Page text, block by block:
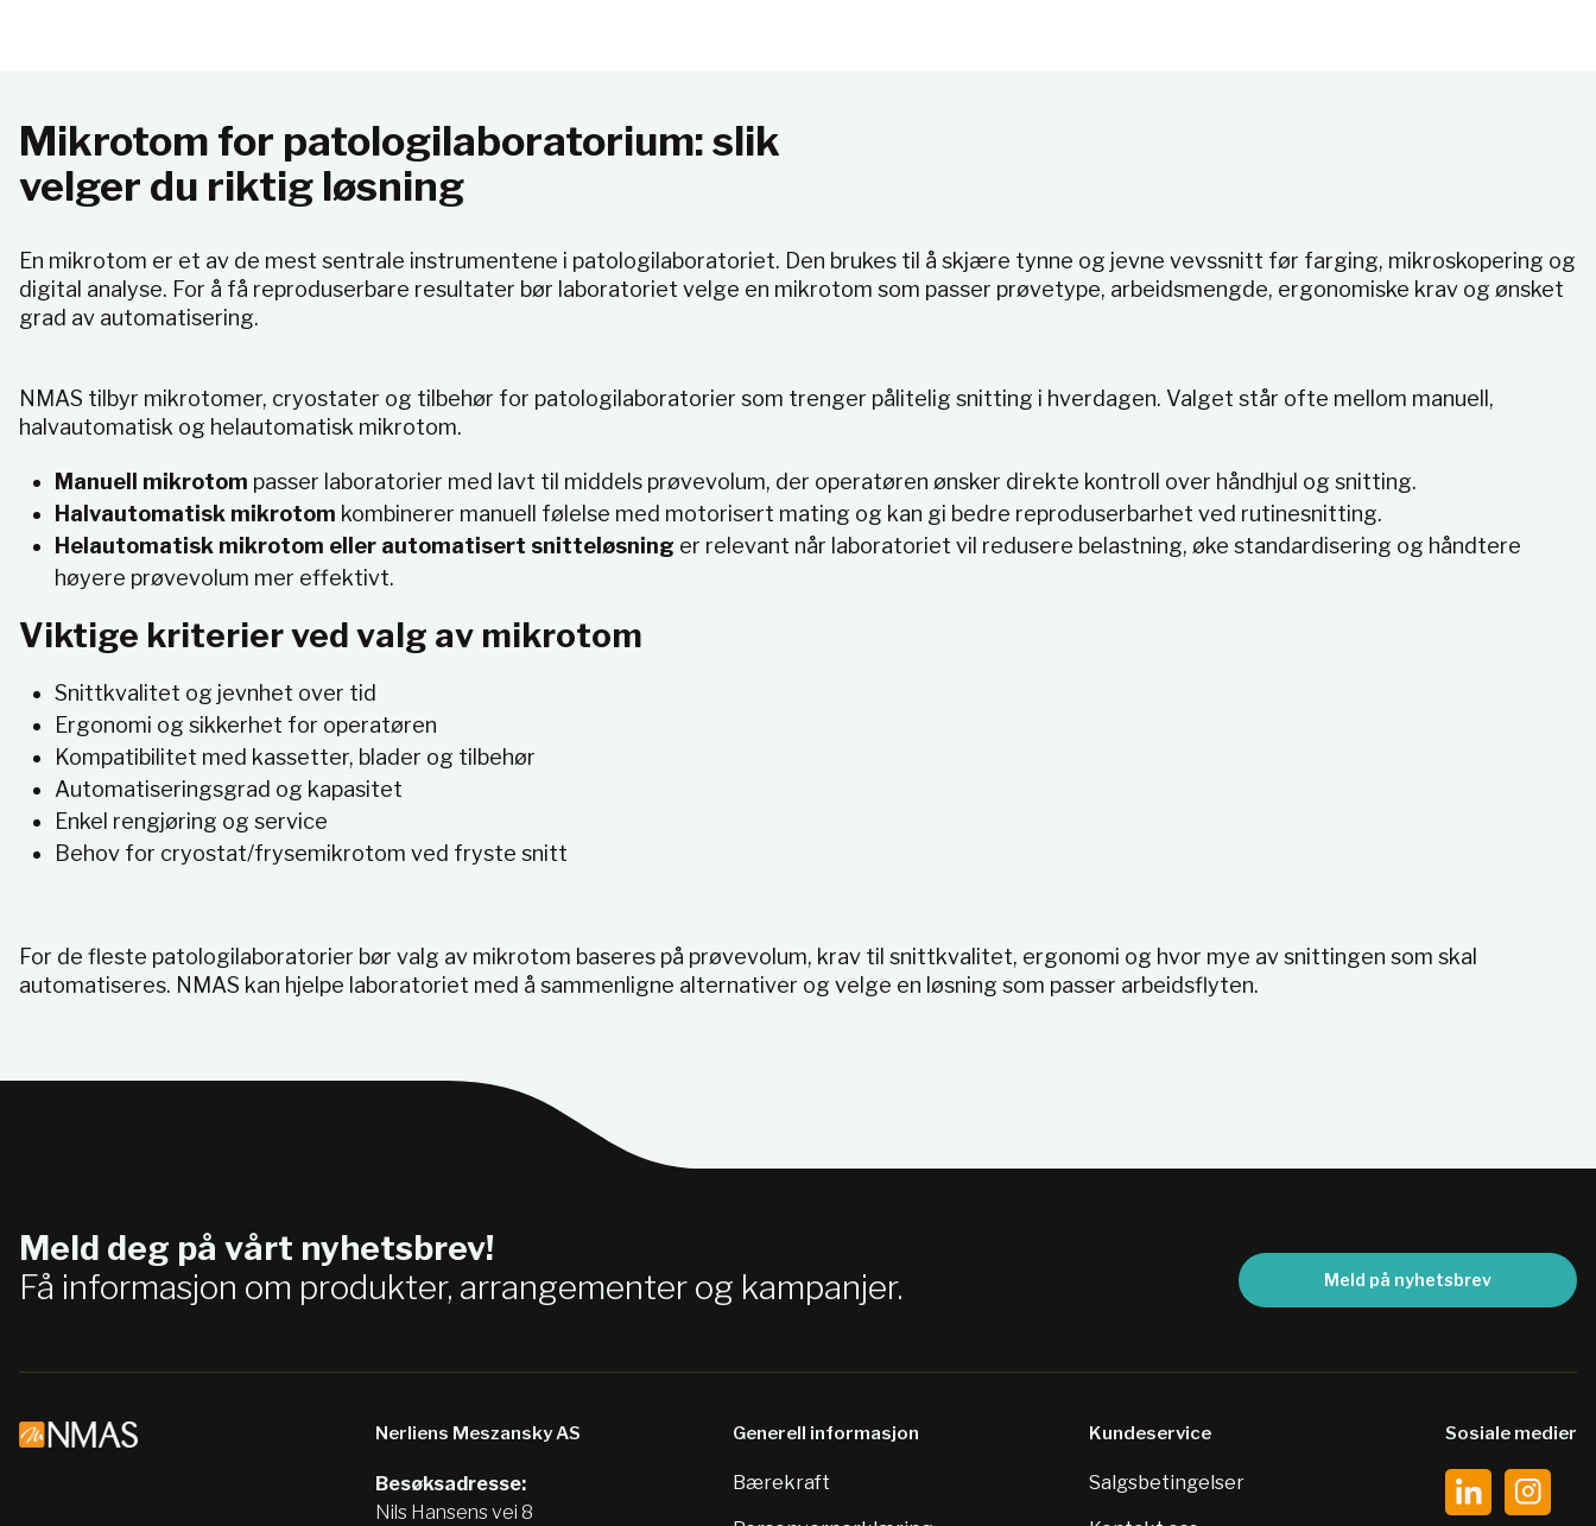
Mikrotom for patologilaboratorium: slik
velger du riktig løsning
En mikrotom er et av de mest sentrale instrumentene i patologilaboratoriet. Den brukes til å skjære tynne og jevne vevssnitt før farging, mikroskopering og
digital analyse. For å få reproduserbare resultater bør laboratoriet velge en mikrotom som passer prøvetype, arbeidsmengde, ergonomiske krav og ønsket
grad av automatisering.
NMAS tilbyr mikrotomer, cryostater og tilbehør for patologilaboratorier som trenger pålitelig snitting i hverdagen. Valget står ofte mellom manuell,
halvautomatisk og helautomatisk mikrotom.
Manuell mikrotom passer laboratorier med lavt til middels prøvevolum, der operatøren ønsker direkte kontroll over håndhjul og snitting.
Halvautomatisk mikrotom kombinerer manuell følelse med motorisert mating og kan gi bedre reproduserbarhet ved rutinesnitting.
Helautomatisk mikrotom eller automatisert snitteløsning er relevant når laboratoriet vil redusere belastning, øke standardisering og håndtere
høyere prøvevolum mer effektivt.
Viktige kriterier ved valg av mikrotom
Snittkvalitet og jevnhet over tid
Ergonomi og sikkerhet for operatøren
Kompatibilitet med kassetter, blader og tilbehør
Automatiseringsgrad og kapasitet
Enkel rengjøring og service
Behov for cryostat/frysemikrotom ved fryste snitt
For de fleste patologilaboratorier bør valg av mikrotom baseres på prøvevolum, krav til snittkvalitet, ergonomi og hvor mye av snittingen som skal
automatiseres. NMAS kan hjelpe laboratoriet med å sammenligne alternativer og velge en løsning som passer arbeidsflyten.
Meld deg på vårt nyhetsbrev!
Få informasjon om produkter, arrangementer og kampanjer.
Meld på nyhetsbrev
Nerliens Meszansky AS
Besøksadresse:
Nils Hansens vei 8
Generell informasjon
Bærekraft
Kundeservice
Salgsbetingelser
Sosiale medier